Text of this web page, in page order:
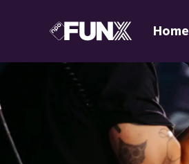
Home